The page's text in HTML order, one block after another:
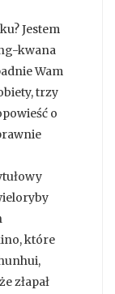
Jestem
kwana
Wam
trzy
o
które
złapał